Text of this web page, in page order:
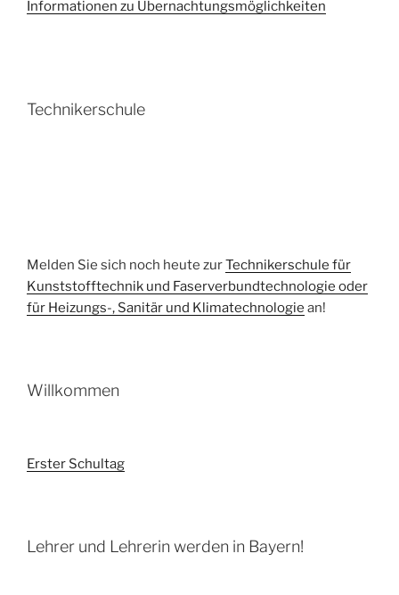
Informationen zu Übernachtungsmöglichkeiten
Technikerschule
Melden Sie sich noch heute zurTechnikerschule für
Kunststofftechnik und Faserverbundtechnologie oder
für Heizungs-, Sanitär und Klimatechnologie an!
Willkommen
Erster Schultag
Lehrer und Lehrerin werden in Bayern!